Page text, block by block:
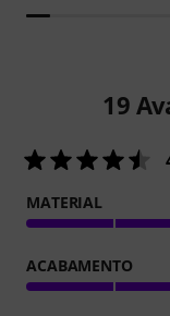
19
MATERIAL
ACABAMENTO